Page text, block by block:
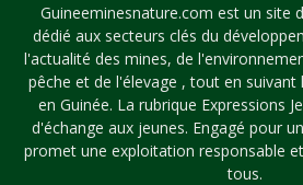
Guineeminesnature.com est un site
dédié aux secteurs clés du
l'actualité des mines, de
pêche et de l'élevage , tout en suivant
en Guinée. La rubrique Expressions
d'échange aux jeunes. Engagé pour
promet une exploitation responsable
tous.